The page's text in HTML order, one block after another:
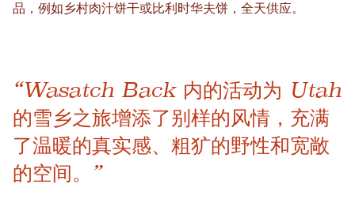
品，例如乡村肉汁饼干或比利时华夫饼，全天供应。
“Wasatch Back 内的活动为 Utah
的雪乡之旅增添了别样的风情，充满
了温暖的真实感、粗犷的野性和宽敞
的空间。”